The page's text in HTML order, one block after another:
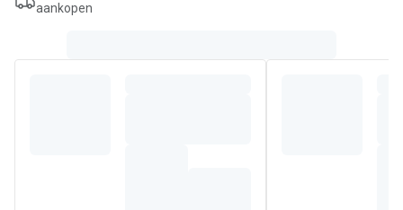
aankopen